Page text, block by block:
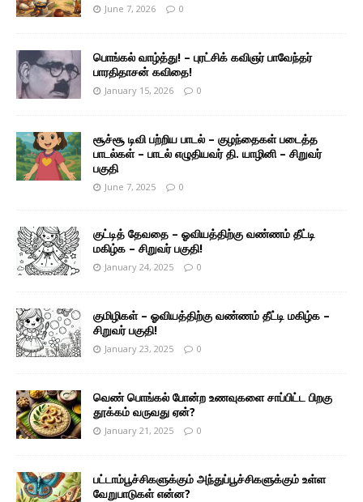
June 7, 2026 0
பொங்கல் வாழ்த்து! – புரட்சிக் கவிஞர் பாவேந்தர்
பாரதிதாசன் கவிதை!
January 15, 2026 0
சூச்சூ டிவி பற்றிய பாடல் – குழந்தைகள் படைத்த
பாடல்கள் – பாடல் எழுதியவர் தி. யாழினி – சிறுவர்
பகுதி
June 7, 2025 0
குட்டித் தேவதை – ஓவியத்திற்கு வண்ணம் தீட்டி
மகிழ்க – சிறுவர் பகுதி!
January 24, 2025 0
குமிழிகள் – ஓவியத்திற்கு வண்ணம் தீட்டி மகிழ்க –
சிறுவர் பகுதி!
January 23, 2025 0
வெண் பொங்கல் போன்ற உணவுகளை சாப்பிட்ட பிறகு
தூக்கம் வருவது ஏன்?
January 21, 2025 0
பட்டாம்பூச்சிகளுக்கும் அந்துப்பூச்சிகளுக்கும் உள்ள
வேறுபாடுகள் என்ன?